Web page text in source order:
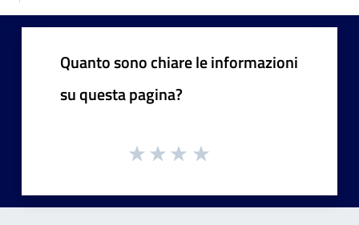
Quanto sono chiare le informazioni
su questa pagina?